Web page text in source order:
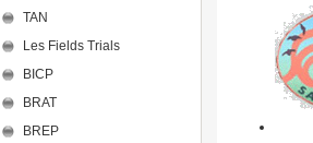
TAN
Les Fields Trials
BICP
BRAT
BREP